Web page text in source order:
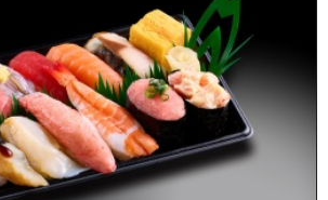
市幸町４丁目
市幸町５丁目
市下里１丁目
市下里２丁目
下里３丁目